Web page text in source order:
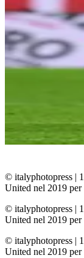
© italyphotopress |
United nel 2019
© italyphotopress |
United nel 2019
© italyphotopress |
United nel 2019